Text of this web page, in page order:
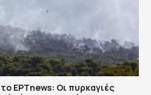
ΕΡΤnews: Οι πυρκαγιές